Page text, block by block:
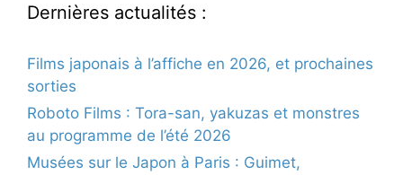
Dernières actualités :
Films japonais à l’affiche en 2026, et prochaines
sorties
Roboto Films : Tora-san, yakuzas et monstres
au programme de l’été 2026
Musées sur le Japon à Paris : Guimet,